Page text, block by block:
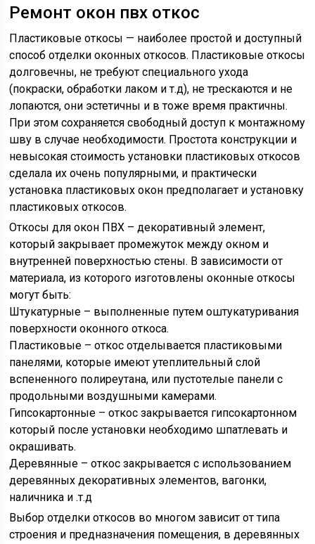
Ремонт окон пвх откос
Пластиковые откосы — наиболее простой и доступный
способ отделки оконных откосов. Пластиковые откосы
долговечны, не требуют специального ухода
(покраски, обработки лаком и т.д), не трескаются и не
лопаются, они эстетичны и в тоже время практичны.
При этом сохраняется свободный доступ к монтажному
шву в случае необходимости. Простота конструкции и
невысокая стоимость установки пластиковых откосов
сделала их очень популярными, и практически
установка пластиковых окон предполагает и установку
пластиковых откосов.
Откосы для окон ПВХ – декоративный элемент,
который закрывает промежуток между окном и
внутренней поверхностью стены. В зависимости от
материала, из которого изготовлены оконные откосы
могут быть:
Штукатурные – выполненные путем оштукатуривания
поверхности оконного откоса.
Пластиковые – откос отделывается пластиковыми
панелями, которые имеют утеплительный слой
вспененного полиреутана, или пустотелые панели с
продольными воздушными камерами.
Гипсокартонные – откос закрывается гипсокартонном
который после установки необходимо шпатлевать и
окрашивать.
Деревянные – откос закрывается с использованием
деревянных декоративных элементов, вагонки,
наличника и .т.д
Выбор отделки откосов во многом зависит от типа
строения и предназначения помещения, в деревянных